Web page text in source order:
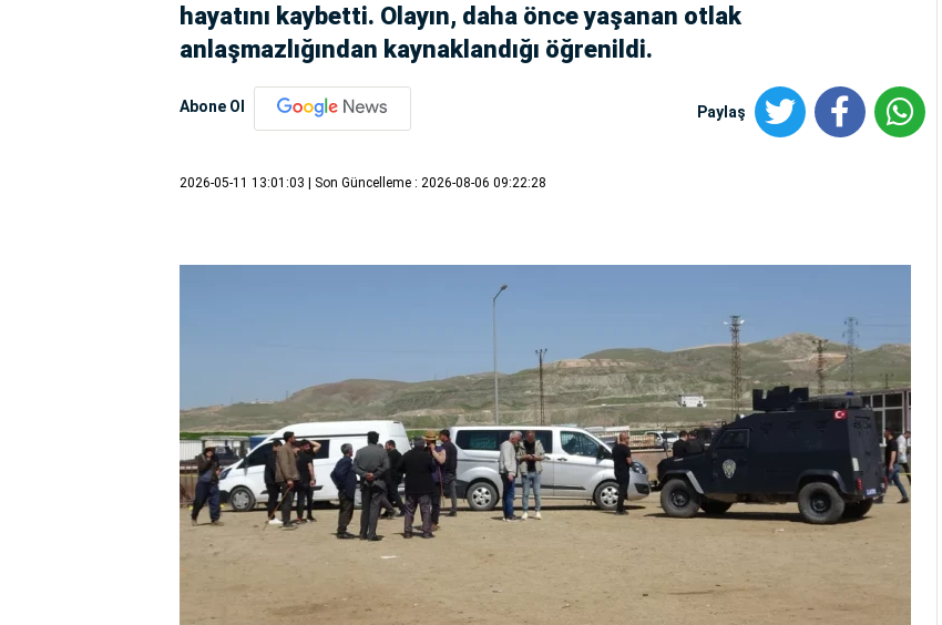
hayatını kaybetti. Olayın, daha önce yaşanan otlak
anlaşmazlığından kaynaklandığı öğrenildi.
Abone Ol Paylaş
2026-05-11 13:01:03 | Son Güncelleme : 2026-08-06 09:22:28